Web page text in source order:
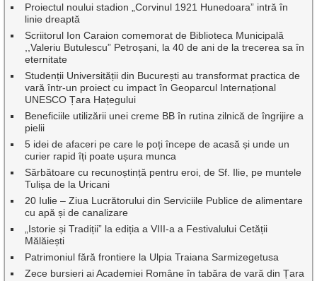
Proiectul noului stadion „Corvinul 1921 Hunedoara” intră în
linie dreaptă
Scriitorul Ion Caraion comemorat de Biblioteca Municipală
,,Valeriu Butulescu” Petroșani, la 40 de ani de la trecerea sa în
eternitate
Studenții Universității din București au transformat practica de
vară într-un proiect cu impact în Geoparcul Internațional
UNESCO Țara Hațegului
Beneficiile utilizării unei creme BB în rutina zilnică de îngrijire a
pielii
5 idei de afaceri pe care le poți începe de acasă și unde un
curier rapid îți poate ușura munca
Sărbătoare cu recunoștință pentru eroi, de Sf. Ilie, pe muntele
Tulișa de la Uricani
20 Iulie – Ziua Lucrătorului din Serviciile Publice de alimentare
cu apă și de canalizare
„Istorie și Tradiții” la ediția a VIII-a a Festivalului Cetății
Mălăiești
Patrimoniul fără frontiere la Ulpia Traiana Sarmizegetusa
Zece bursieri ai Academiei Române în tabăra de vară din Țara